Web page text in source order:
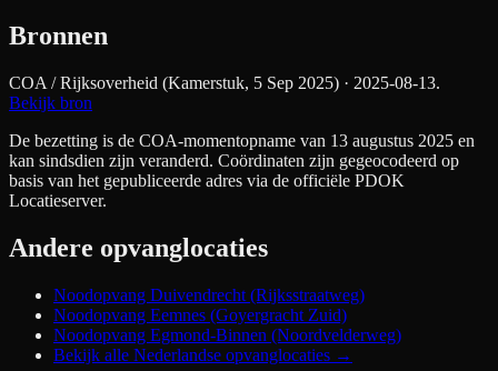
Bronnen
COA / Rijksoverheid (Kamerstuk, 5 Sep 2025) · 2025-08-13.
Bekijk bron
De bezetting is de COA-momentopname van 13 augustus 2025 en
kan sindsdien zijn veranderd. Coördinaten zijn gegeocodeerd op
basis van het gepubliceerde adres via de officiële PDOK
Locatieserver.
Andere opvanglocaties
Noodopvang Duivendrecht (Rijksstraatweg)
Noodopvang Eemnes (Goyergracht Zuid)
Noodopvang Egmond-Binnen (Noordvelderweg)
Bekijk alle Nederlandse opvanglocaties →